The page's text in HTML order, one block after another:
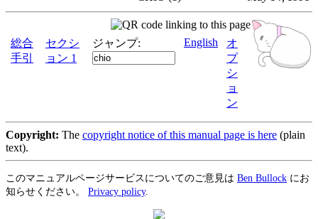
総合
手引
セクシ
ョン 1
ジャンプ: English
オ
プ
シ
ョ
ン
Copyright: The copyright notice of this manual page is here (plain
text).
このマニュアルページサービスについてのご意見は Ben Bullock にお
知らせください。 Privacy policy.